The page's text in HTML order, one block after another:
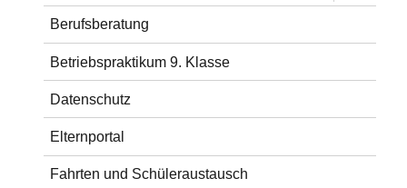
Berufsberatung
Betriebspraktikum 9. Klasse
Datenschutz
Elternportal
Fahrten und Schüleraustausch